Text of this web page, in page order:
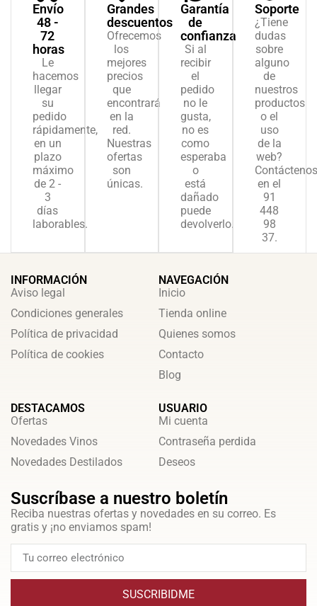
Envío
48 -
72
horas
Le
hacemos
llegar
su
pedido
rápidamente,
en un
plazo
máximo
de 2 -
3
días
laborables.
Grandes
descuentos
Ofrecemos
los
mejores
precios
que
encontrará
en la
red.
Nuestras
ofertas
son
únicas.
Garantía
de
confianza
Si al
recibir
el
pedido
no le
gusta,
no es
como
esperaba
o
está
dañado
puede
devolverlo.
Soporte
¿Tiene
dudas
sobre
alguno
de
nuestros
productos
o el
uso
de la
web?
Contáctenos
en el
91
448
98
37.
INFORMACIÓN
Aviso legal
Condiciones generales
Política de privacidad
Política de cookies
NAVEGACIÓN
Inicio
Tienda online
Quienes somos
Contacto
Blog
DESTACAMOS
Ofertas
Novedades Vinos
Novedades Destilados
USUARIO
Mi cuenta
Contraseña perdida
Deseos
Suscríbase a nuestro boletín
Reciba nuestras ofertas y novedades en su correo. Es
gratis y ¡no enviamos spam!
SUSCRIBIDME